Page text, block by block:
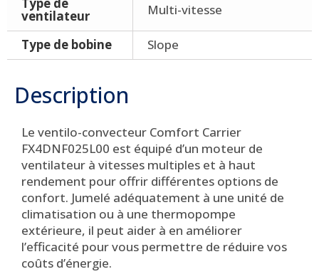
ventilateur Multi-vitesse
Type de bobine Slope
Description
Le ventilo-convecteur Comfort Carrier
FX4DNF025L00 est équipé d’un moteur de
ventilateur à vitesses multiples et à haut
rendement pour offrir différentes options de
confort. Jumelé adéquatement à une unité de
climatisation ou à une thermopompe
extérieure, il peut aider à en améliorer
l’efficacité pour vous permettre de réduire vos
coûts d’énergie.